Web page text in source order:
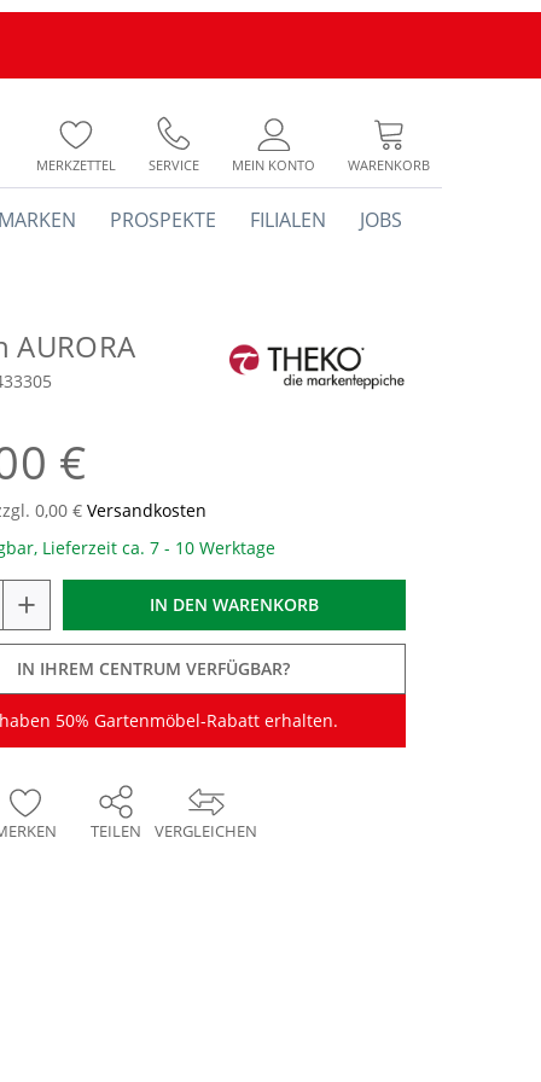
MERKZETTEL SERVICE MEIN KONTO WARENKORB
MARKEN PROSPEKTE FILIALEN JOBS
AURORA
€
0,00 € Versandkosten
Lieferzeit ca. 7 - 10 Werktage
+ IN DEN WARENKORB
IN IHREM CENTRUM VERFÜGBAR?
50% Gartenmöbel-Rabatt erhalten.
VERGLEICHEN
TEILEN